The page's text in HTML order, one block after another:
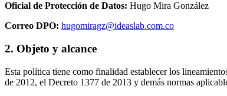
Oficial de Protección de Datos: Hugo Mira González
Correo DPO: hugomiragz@ideaslab.com.co
2. Objeto y alcance
Esta política tiene como finalidad establecer los
de 2012, el Decreto 1377 de 2013 y demás normas